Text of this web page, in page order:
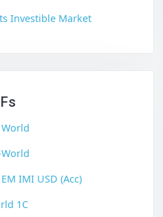
Investible Market
World
World
IMI USD (Acc)
1C